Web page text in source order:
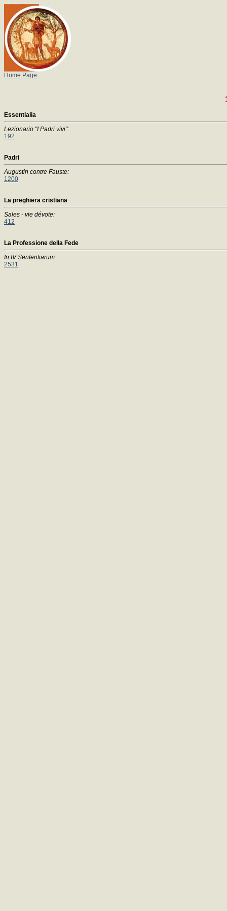
Home Page
Essentialia
Lezionario "I Padri vivi":
192
Padri
Augustin contre Fauste:
1200
La preghiera cristiana
Sales - vie dévote:
412
La Professione della Fede
In IV Sententiarum:
2531